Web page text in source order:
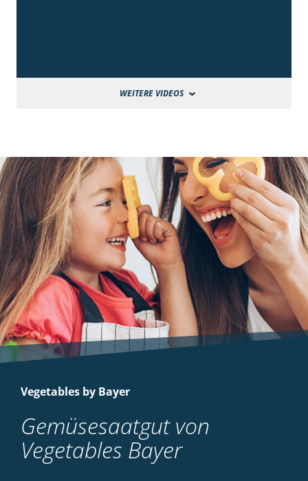
WEITERE VIDEOS
Vegetables by Bayer
Gemüsesaatgut von
Vegetables Bayer